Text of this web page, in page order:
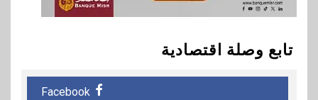
تابع وصلة اقتصادية
Facebook